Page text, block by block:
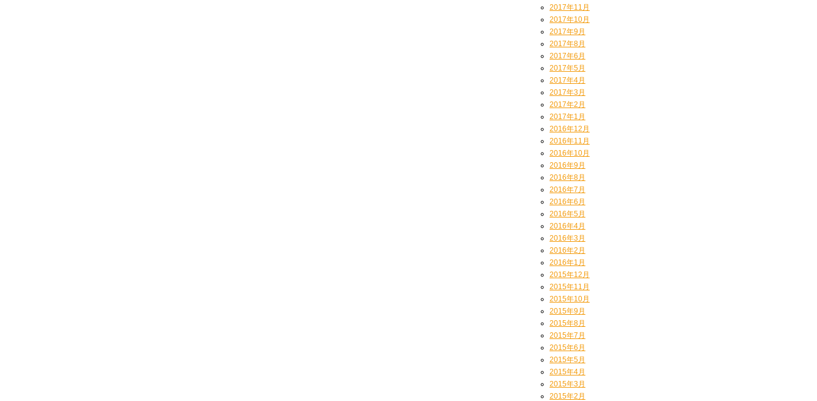
2017年11月
2017年10月
2017年9月
2017年8月
2017年6月
2017年5月
2017年4月
2017年3月
2017年2月
2017年1月
2016年12月
2016年11月
2016年10月
2016年9月
2016年8月
2016年7月
2016年6月
2016年5月
2016年4月
2016年3月
2016年2月
2016年1月
2015年12月
2015年11月
2015年10月
2015年9月
2015年8月
2015年7月
2015年6月
2015年5月
2015年4月
2015年3月
2015年2月